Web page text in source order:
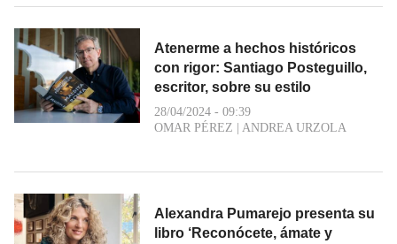
Atenerme a hechos históricos
con rigor: Santiago Posteguillo,
escritor, sobre su estilo
28/04/2024 - 09:39
OMAR PÉREZ
ANDREA URZOLA
Alexandra Pumarejo presenta su
libro ‘Reconócete, ámate y